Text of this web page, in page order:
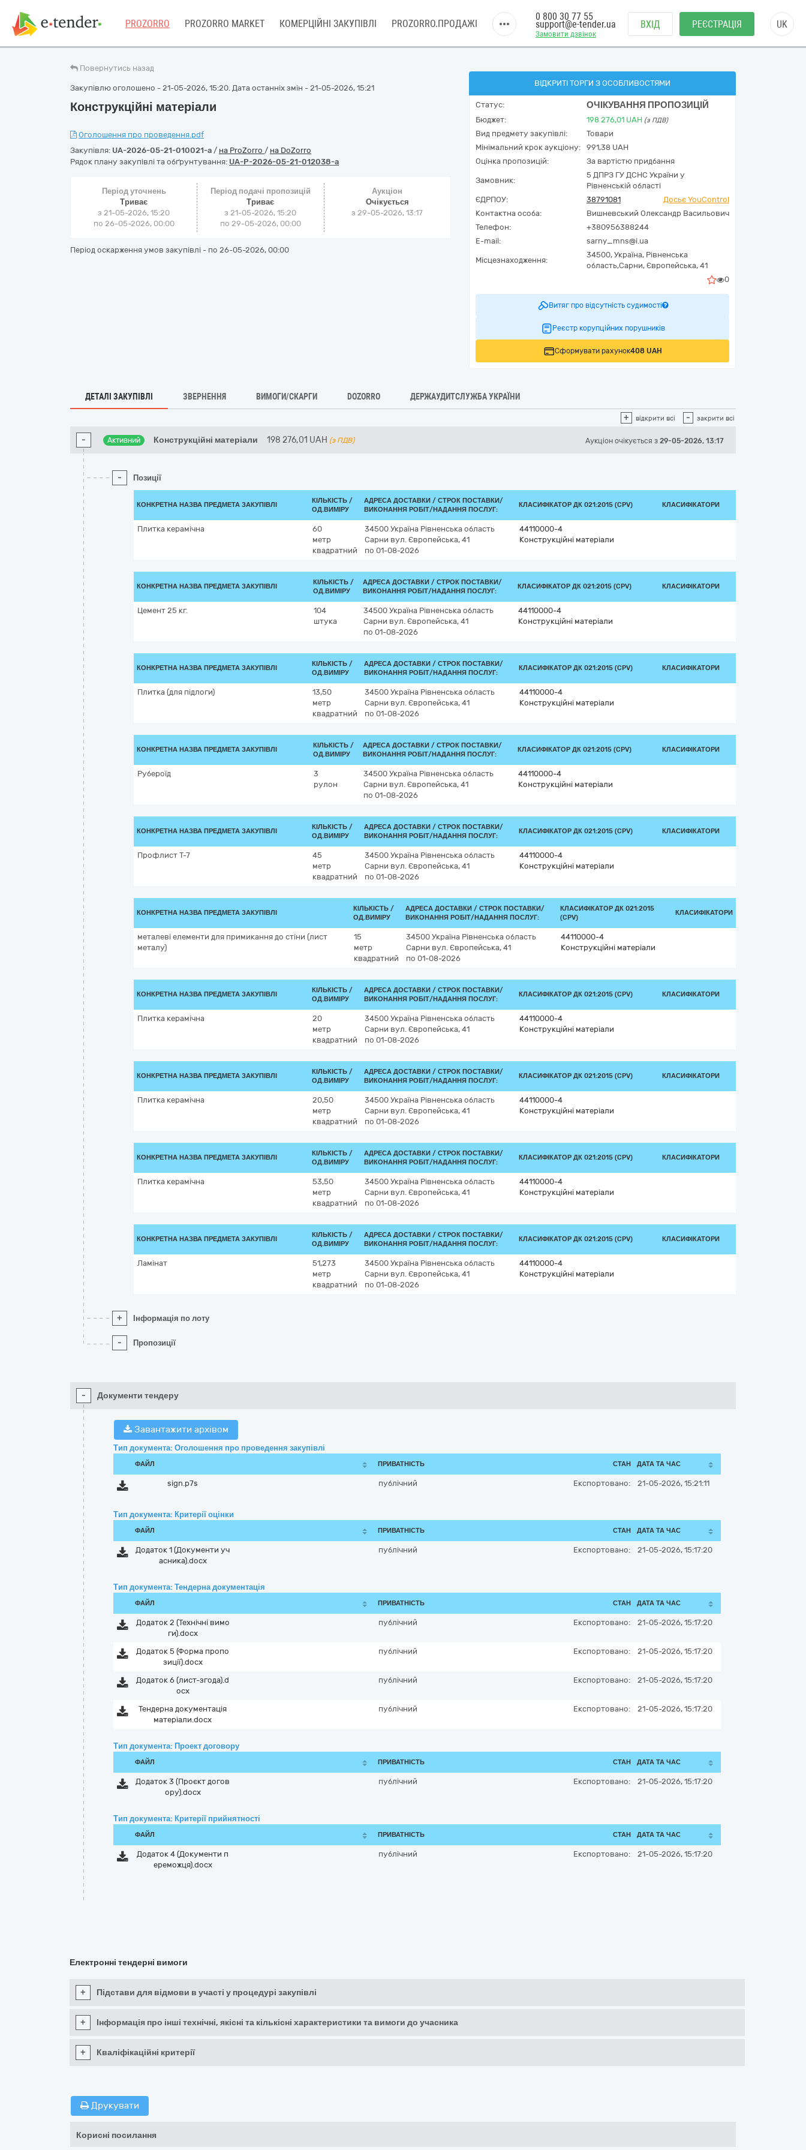
PROZORRO PROZORRO MARKET КОМЕРЦІЙНІ ЗАКУПІВЛІ PROZORRO.ПРОДАЖІ
Замовити дзвінок
0 800 30 77 55
support@e-tender.ua ВХІД РЕЄСТРАЦІЯ UK
Повернутись назад
Закупівлю оголошено - 21-05-2026, 15:20. Дата останніх змін - 21-05-2026, 15:21
Конструкційні матеріали
Оголошення про проведення.pdf
Закупівля: UA-2026-05-21-010021-a / на ProZorro / на DoZorro
Рядок плану закупівлі та обґрунтування: UA-P-2026-05-21-012038-a
Період уточнень
Триває
з 21-05-2026, 15:20
по 26-05-2026, 00:00
Період подачі пропозицій
Триває
з 21-05-2026, 15:20
по 29-05-2026, 00:00
Аукціон
Очікується
з29-05-2026, 13:17
Період оскарження умов закупівлі - по 26-05-2026, 00:00
ВІДКРИТІ ТОРГИ З ОСОБЛИВОСТЯМИ
Статус: ОЧІКУВАННЯ ПРОПОЗИЦІЙ
Бюджет: 198 276,01 UAH (з ПДВ)
Вид предмету закупівлі:
Товари
Мінімальний крок аукціону:
991,38 UAH
Оцінка пропозицій:
За вартістю придбання
Замовник:
5 ДПРЗ ГУ ДСНС України у
Рівненській області
ЄДРПОУ:
38791081
Досьє YouControl
Контактна особа:
Вишневський Олександр Васильович
Телефон:
+380956388244
E-mail:
sarny_mns@i.ua
Місцезнаходження:
34500, Україна, Рівненська
область,Сарни, Європейська, 41
0
Витяг про відсутність судимості
Реєстр корупційних порушників
Сформувати рахунок408 UAH
ДЕТАЛІ ЗАКУПІВЛІ ЗВЕРНЕННЯ ВИМОГИ/СКАРГИ DOZORRO ДЕРЖАУДИТСЛУЖБА УКРАЇНИ
+ відкрити всі - закрити всі
- Активний Конструкційні матеріали 198 276,01 UAH (з ПДВ) Аукціон очікується з 29-05-2026, 13:17
- Позиції
КОНКРЕТНА НАЗВА ПРЕДМЕТА ЗАКУПІВЛІ
КІЛЬКІСТЬ /
ОД.ВИМІРУ
АДРЕСА ДОСТАВКИ / СТРОК ПОСТАВКИ/
ВИКОНАННЯ РОБІТ/НАДАННЯ ПОСЛУГ:
КЛАСИФІКАТОР ДК 021:2015 (CPV) КЛАСИФІКАТОРИ
Плитка керамічна
60
метр
квадратний
34500 Україна Рівненська область
Сарни вул. Європейська, 41
по 01-08-2026
44110000-4
Конструкційні матеріали
КОНКРЕТНА НАЗВА ПРЕДМЕТА ЗАКУПІВЛІ
КІЛЬКІСТЬ /
ОД.ВИМІРУ
АДРЕСА ДОСТАВКИ / СТРОК ПОСТАВКИ/
ВИКОНАННЯ РОБІТ/НАДАННЯ ПОСЛУГ:
КЛАСИФІКАТОР ДК 021:2015 (CPV) КЛАСИФІКАТОРИ
Цемент 25 кг.
104
штука
34500 Україна Рівненська область
Сарни вул. Європейська, 41
по 01-08-2026
44110000-4
Конструкційні матеріали
КОНКРЕТНА НАЗВА ПРЕДМЕТА ЗАКУПІВЛІ
КІЛЬКІСТЬ /
ОД.ВИМІРУ
АДРЕСА ДОСТАВКИ / СТРОК ПОСТАВКИ/
ВИКОНАННЯ РОБІТ/НАДАННЯ ПОСЛУГ:
КЛАСИФІКАТОР ДК 021:2015 (CPV) КЛАСИФІКАТОРИ
Плитка (для підлоги)
13,50
метр
квадратний
34500 Україна Рівненська область
Сарни вул. Європейська, 41
по 01-08-2026
44110000-4
Конструкційні матеріали
КОНКРЕТНА НАЗВА ПРЕДМЕТА ЗАКУПІВЛІ
КІЛЬКІСТЬ /
ОД.ВИМІРУ
АДРЕСА ДОСТАВКИ / СТРОК ПОСТАВКИ/
ВИКОНАННЯ РОБІТ/НАДАННЯ ПОСЛУГ:
КЛАСИФІКАТОР ДК 021:2015 (CPV) КЛАСИФІКАТОРИ
Рубероїд
3
рулон
34500 Україна Рівненська область
Сарни вул. Європейська, 41
по 01-08-2026
44110000-4
Конструкційні матеріали
КОНКРЕТНА НАЗВА ПРЕДМЕТА ЗАКУПІВЛІ
КІЛЬКІСТЬ /
ОД.ВИМІРУ
АДРЕСА ДОСТАВКИ / СТРОК ПОСТАВКИ/
ВИКОНАННЯ РОБІТ/НАДАННЯ ПОСЛУГ:
КЛАСИФІКАТОР ДК 021:2015 (CPV) КЛАСИФІКАТОРИ
Профлист Т-7
45
метр
квадратний
34500 Україна Рівненська область
Сарни вул. Європейська, 41
по 01-08-2026
44110000-4
Конструкційні матеріали
КОНКРЕТНА НАЗВА ПРЕДМЕТА ЗАКУПІВЛІ
КІЛЬКІСТЬ /
ОД.ВИМІРУ
АДРЕСА ДОСТАВКИ / СТРОК ПОСТАВКИ/
ВИКОНАННЯ РОБІТ/НАДАННЯ ПОСЛУГ:
КЛАСИФІКАТОР ДК 021:2015
(CPV)
КЛАСИФІКАТОРИ
металеві елементи для примикання до стіни (лист
металу)
15
метр
квадратний
34500 Україна Рівненська область
Сарни вул. Європейська, 41
по 01-08-2026
44110000-4
Конструкційні матеріали
КОНКРЕТНА НАЗВА ПРЕДМЕТА ЗАКУПІВЛІ
КІЛЬКІСТЬ /
ОД.ВИМІРУ
АДРЕСА ДОСТАВКИ / СТРОК ПОСТАВКИ/
ВИКОНАННЯ РОБІТ/НАДАННЯ ПОСЛУГ:
КЛАСИФІКАТОР ДК 021:2015 (CPV) КЛАСИФІКАТОРИ
Плитка керамічна
20
метр
квадратний
34500 Україна Рівненська область
Сарни вул. Європейська, 41
по 01-08-2026
44110000-4
Конструкційні матеріали
КОНКРЕТНА НАЗВА ПРЕДМЕТА ЗАКУПІВЛІ
КІЛЬКІСТЬ /
ОД.ВИМІРУ
АДРЕСА ДОСТАВКИ / СТРОК ПОСТАВКИ/
ВИКОНАННЯ РОБІТ/НАДАННЯ ПОСЛУГ:
КЛАСИФІКАТОР ДК 021:2015 (CPV) КЛАСИФІКАТОРИ
Плитка керамічна
20,50
метр
квадратний
34500 Україна Рівненська область
Сарни вул. Європейська, 41
по 01-08-2026
44110000-4
Конструкційні матеріали
КОНКРЕТНА НАЗВА ПРЕДМЕТА ЗАКУПІВЛІ
КІЛЬКІСТЬ /
ОД.ВИМІРУ
АДРЕСА ДОСТАВКИ / СТРОК ПОСТАВКИ/
ВИКОНАННЯ РОБІТ/НАДАННЯ ПОСЛУГ:
КЛАСИФІКАТОР ДК 021:2015 (CPV) КЛАСИФІКАТОРИ
Плитка керамічна
53,50
метр
квадратний
34500 Україна Рівненська область
Сарни вул. Європейська, 41
по 01-08-2026
44110000-4
Конструкційні матеріали
КОНКРЕТНА НАЗВА ПРЕДМЕТА ЗАКУПІВЛІ
КІЛЬКІСТЬ /
ОД.ВИМІРУ
АДРЕСА ДОСТАВКИ / СТРОК ПОСТАВКИ/
ВИКОНАННЯ РОБІТ/НАДАННЯ ПОСЛУГ:
КЛАСИФІКАТОР ДК 021:2015 (CPV) КЛАСИФІКАТОРИ
Ламінат
51,273
метр
квадратний
34500 Україна Рівненська область
Сарни вул. Європейська, 41
по 01-08-2026
44110000-4
Конструкційні матеріали
+ Інформація по лоту
- Пропозиції
- Документи тендеру
Завантажити архівом
Тип документа: Оголошення про проведення закупівлі
ФАЙЛ ПРИВАТНІСТЬ СТАН ДАТА ТА ЧАС
sign.p7s публічний Експортовано: 21-05-2026, 15:21:11
Тип документа: Критерії оцінки
ФАЙЛ ПРИВАТНІСТЬ СТАН ДАТА ТА ЧАС
Додаток 1 (Документи уч
асника).docx
публічний Експортовано: 21-05-2026, 15:17:20
Тип документа: Тендерна документація
ФАЙЛ ПРИВАТНІСТЬ СТАН ДАТА ТА ЧАС
Додаток 2 (Технічні вимо
ги).docx
публічний Експортовано: 21-05-2026, 15:17:20
Додаток 5 (Форма пропо
зиції).docx
публічний Експортовано: 21-05-2026, 15:17:20
Додаток 6 (лист-згода).d
ocx
публічний Експортовано: 21-05-2026, 15:17:20
Тендерна документація
матеріали.docx
публічний Експортовано: 21-05-2026, 15:17:20
Тип документа: Проект договору
ФАЙЛ ПРИВАТНІСТЬ СТАН ДАТА ТА ЧАС
Додаток 3 (Проєкт догов
ору).docx
публічний Експортовано: 21-05-2026, 15:17:20
Тип документа: Критерії прийнятності
ФАЙЛ ПРИВАТНІСТЬ СТАН ДАТА ТА ЧАС
Додаток 4 (Документи п
ереможця).docx
публічний Експортовано: 21-05-2026, 15:17:20
Електронні тендерні вимоги
+ Підстави для відмови в участі у процедурі закупівлі
+ Інформація про інші технічні, якісні та кількісні характеристики та вимоги до учасника
+ Кваліфікаційні критерії
Друкувати
Корисні посилання